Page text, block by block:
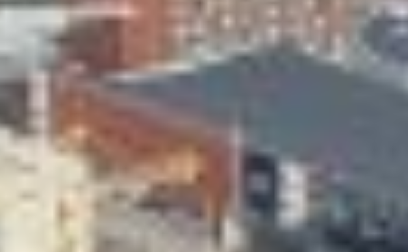
Ateria- ja välipalamaksut
Mämminiemi
Taideapteekki
Kirjasto